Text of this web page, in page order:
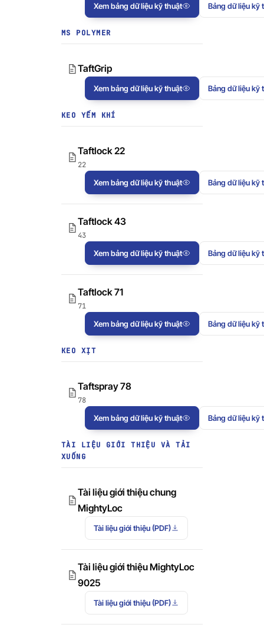
Xem bảng dữ liệu kỹ thuật Bảng dữ liệu kỹ
MS POLYMER
TaftGrip
Xem bảng dữ liệu kỹ thuật Bảng dữ liệu kỹ
KEO YẾM KHÍ
Taftlock 22
22
Xem bảng dữ liệu kỹ thuật
Bảng dữ liệu kỹ
Taftlock 43
43
Xem bảng dữ liệu kỹ thuật
Bảng dữ liệu kỹ
Taftlock 71
71
Xem bảng dữ liệu kỹ thuật
Bảng dữ liệu kỹ
KEO XỊT
Taftspray 78
78
Xem bảng dữ liệu kỹ thuật
Bảng dữ liệu kỹ
TÀI LIỆU GIỚI THIỆU VÀ TẢI
XUỐNG
Tài liệu giới thiệu chung
MightyLoc
Tài liệu giới thiệu (PDF)
Tài liệu giới thiệu MightyLoc
9025
Tài liệu giới thiệu (PDF)